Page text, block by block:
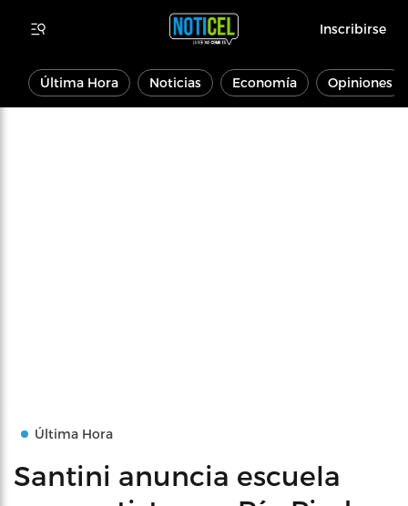
Inscribirse
Última Hora Noticias Economía Opiniones
Última Hora
Santini anuncia escuela